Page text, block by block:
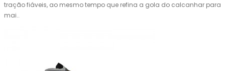
tração fiáveis, ao mesmo tempo que refina a gola do calcanhar para
mai..